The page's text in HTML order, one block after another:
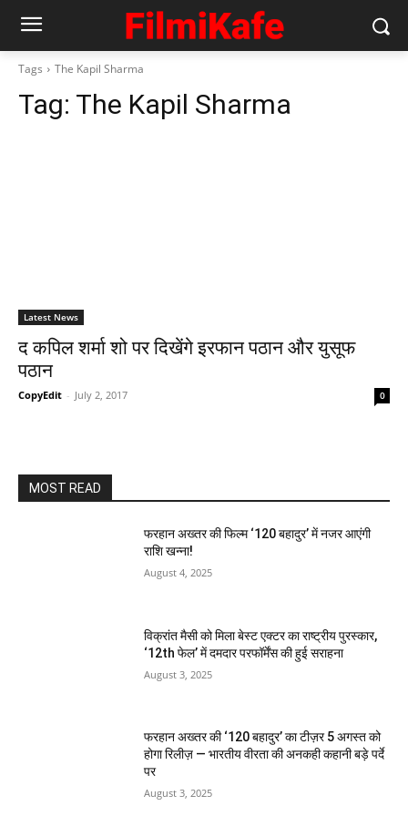
Tags The Kapil Sharma
Tag: The Kapil Sharma
Latest News
द कपिल शर्मा शो पर दिखेंगे इरफान पठान और युसूफ
पठान
CopyEdit - July 2, 2017 0
MOST READ
फरहान अख्तर की फिल्म ‘120 बहादुर’ में नजर आएंगी
राशि खन्ना!
August 4, 2025
विक्रांत मैसी को मिला बेस्ट एक्टर का राष्ट्रीय पुरस्कार,
‘12th फेल’ में दमदार परफॉर्मेंस की हुई सराहना
August 3, 2025
फरहान अख्तर की ‘120 बहादुर’ का टीज़र 5 अगस्त को
होगा रिलीज़ — भारतीय वीरता की अनकही कहानी बड़े पर्दे
पर
August 3, 2025